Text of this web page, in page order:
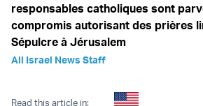
responsables catholiques sont
compromis autorisant des prières
Sépulcre à Jérusalem
All Israel News Staff
Read this article in: